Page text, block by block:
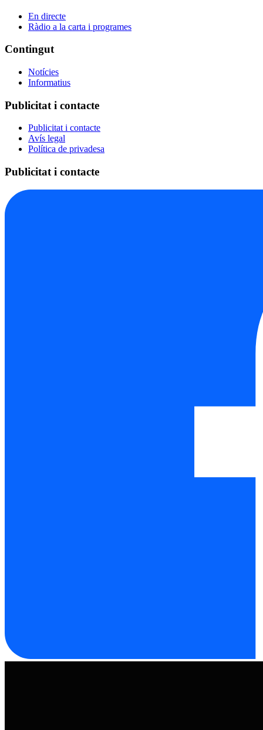
En directe
Ràdio a la carta i programes
Contingut
Notícies
Informatius
Publicitat i contacte
Publicitat i contacte
Avís legal
Política de privadesa
Publicitat i contacte